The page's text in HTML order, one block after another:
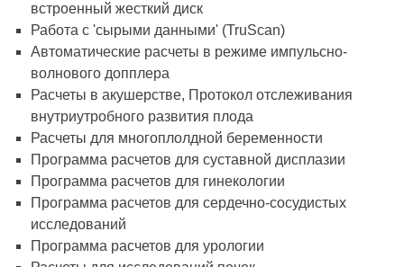
встроенный жесткий диск
Работа с 'сырыми данными' (TruScan)
Автоматические расчеты в режиме импульсно-
волнового допплера
Расчеты в акушерстве, Протокол отслеживания
внутриутробного развития плода
Расчеты для многоплолдной беременности
Программа расчетов для суставной дисплазии
Программа расчетов для гинекологии
Программа расчетов для сердечно-сосудистых
исследований
Программа расчетов для урологии